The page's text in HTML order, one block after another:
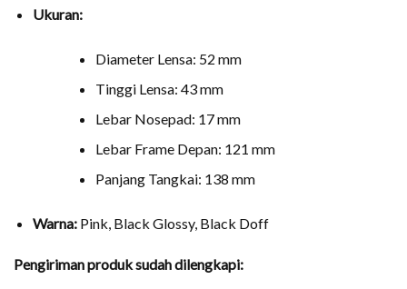
Ukuran:
Diameter Lensa: 52 mm
Tinggi Lensa: 43 mm
Lebar Nosepad: 17 mm
Lebar Frame Depan: 121 mm
Panjang Tangkai: 138 mm
Warna:Pink, Black Glossy, Black Doff
Pengiriman produk sudah dilengkapi: